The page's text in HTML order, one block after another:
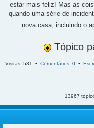
estar mais feliz! Mas as
quando uma série de
nova casa, incluindo o
Tópico
Visitas: 581 • Comentários: 0 •
13967